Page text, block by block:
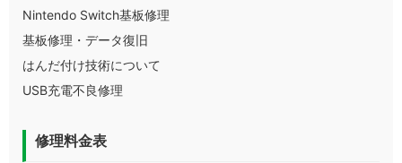
Nintendo Switch基板修理
基板修理・データ復旧
はんだ付け技術について
USB充電不良修理
修理料金表